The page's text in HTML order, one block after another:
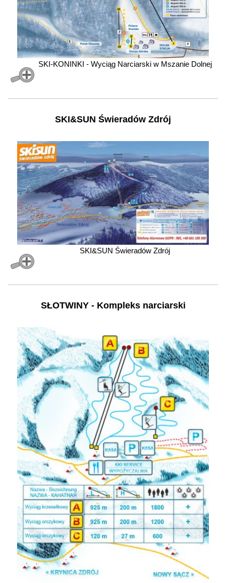
SKI-KONINKI - Wyciąg Narciarski w Mszanie Dolnej
SKI&SUN Świeradów Zdrój
SKI&SUN Świeradów Zdrój
SŁOTWINY - Kompleks narciarski